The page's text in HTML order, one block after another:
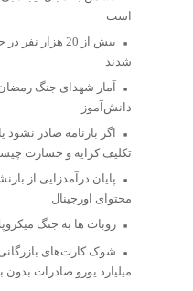
است
بیش از 20 هزار
شدند
دانش‌آموز
اگر بارنامه صادر
تکلیف کرایه و خسارت
پایان درآمدزایی از
محتوای اورجینال
روبات ها به جنگ
میلیارد یورو صادرات